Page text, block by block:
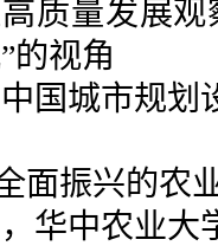
高质量发展
的视角
国城市规划
面振兴的农
华中农业大